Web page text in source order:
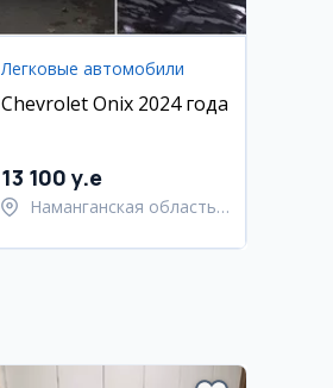
Легковые автомобили
Chevrolet Onix 2024 года
13 100 y.e
Наманганская область,